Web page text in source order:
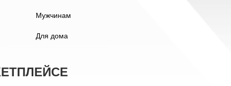
Мужчинам
Для дома